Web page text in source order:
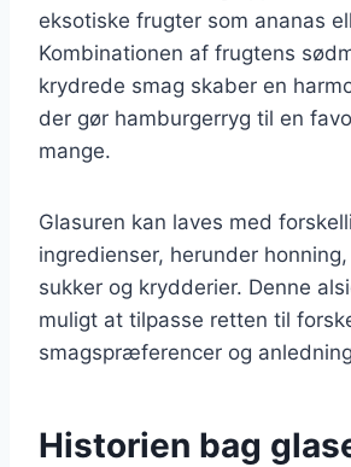
eksotiske frugter som ananas
Kombinationen af frugtens
krydrede smag skaber en
der gør hamburgerryg til en
mange.
Glasuren kan laves med
ingredienser, herunder
sukker og krydderier. Denne
muligt at tilpasse retten til
smagspræferencer og
Historien bag